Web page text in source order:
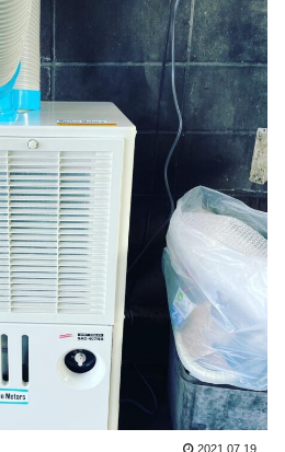
2021.07.19